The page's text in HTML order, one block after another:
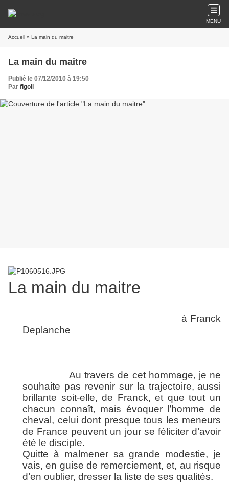
MENU
Accueil » La main du maitre
La main du maitre
Publié le 07/12/2010 à 19:50
Par figoli
La main du maitre
à Franck
Deplanche
Au travers de cet hommage, je ne
souhaite pas revenir sur la trajectoire, aussi
brillante soit-elle, de Franck, et que tout un
chacun connaît, mais évoquer l’homme de
cheval, celui dont presque tous les meneurs
de France peuvent un jour se féliciter d’avoir
été le disciple.
Quitte à malmener sa grande modestie, je
vais, en guise de remerciement, et, au risque
d’en oublier, dresser la liste de ses qualités.